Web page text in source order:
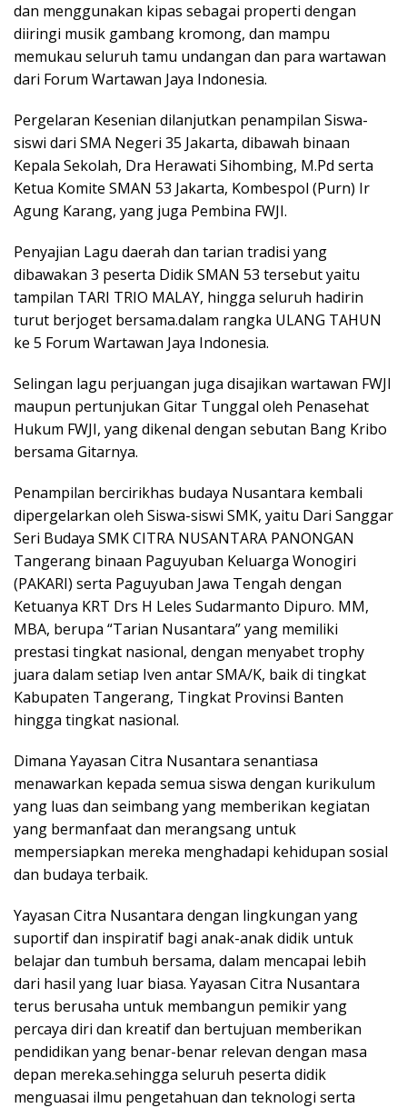
dan menggunakan kipas sebagai properti dengan
diiringi musik gambang kromong, dan mampu
memukau seluruh tamu undangan dan para wartawan
dari Forum Wartawan Jaya Indonesia.
Pergelaran Kesenian dilanjutkan penampilan Siswa-
siswi dari SMA Negeri 35 Jakarta, dibawah binaan
Kepala Sekolah, Dra Herawati Sihombing, M.Pd serta
Ketua Komite SMAN 53 Jakarta, Kombespol (Purn) Ir
Agung Karang, yang juga Pembina FWJI.
Penyajian Lagu daerah dan tarian tradisi yang
dibawakan 3 peserta Didik SMAN 53 tersebut yaitu
tampilan TARI TRIO MALAY, hingga seluruh hadirin
turut berjoget bersama.dalam rangka ULANG TAHUN
ke 5 Forum Wartawan Jaya Indonesia.
Selingan lagu perjuangan juga disajikan wartawan FWJI
maupun pertunjukan Gitar Tunggal oleh Penasehat
Hukum FWJI, yang dikenal dengan sebutan Bang Kribo
bersama Gitarnya.
Penampilan bercirikhas budaya Nusantara kembali
dipergelarkan oleh Siswa-siswi SMK, yaitu Dari Sanggar
Seri Budaya SMK CITRA NUSANTARA PANONGAN
Tangerang binaan Paguyuban Keluarga Wonogiri
(PAKARI) serta Paguyuban Jawa Tengah dengan
Ketuanya KRT Drs H Leles Sudarmanto Dipuro. MM,
MBA, berupa “Tarian Nusantara” yang memiliki
prestasi tingkat nasional, dengan menyabet trophy
juara dalam setiap Iven antar SMA/K, baik di tingkat
Kabupaten Tangerang, Tingkat Provinsi Banten
hingga tingkat nasional.
Dimana Yayasan Citra Nusantara senantiasa
menawarkan kepada semua siswa dengan kurikulum
yang luas dan seimbang yang memberikan kegiatan
yang bermanfaat dan merangsang untuk
mempersiapkan mereka menghadapi kehidupan sosial
dan budaya terbaik.
Yayasan Citra Nusantara dengan lingkungan yang
suportif dan inspiratif bagi anak-anak didik untuk
belajar dan tumbuh bersama, dalam mencapai lebih
dari hasil yang luar biasa. Yayasan Citra Nusantara
terus berusaha untuk membangun pemikir yang
percaya diri dan kreatif dan bertujuan memberikan
pendidikan yang benar-benar relevan dengan masa
depan mereka.sehingga seluruh peserta didik
menguasai ilmu pengetahuan dan teknologi serta